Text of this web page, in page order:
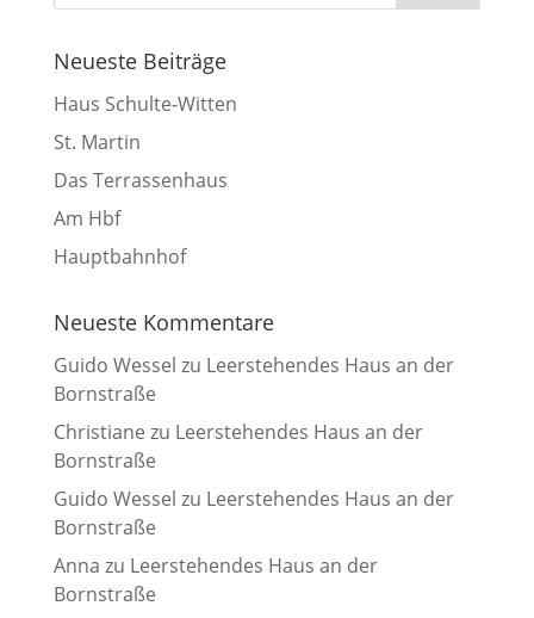
Neueste Beiträge
Haus Schulte-Witten
St. Martin
Das Terrassenhaus
Am Hbf
Hauptbahnhof
Neueste Kommentare
Guido Wessel zu Leerstehendes Haus an der
Bornstraße
Christiane zu Leerstehendes Haus an der
Bornstraße
Guido Wessel zu Leerstehendes Haus an der
Bornstraße
Anna zu Leerstehendes Haus an der
Bornstraße